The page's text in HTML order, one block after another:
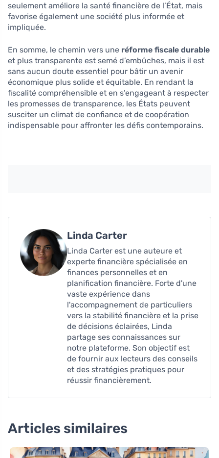
seulement améliore la santé financière de l’État, mais
favorise également une société plus informée et
impliquée.
En somme, le chemin vers une réforme fiscale durable
et plus transparente est semé d’embûches, mais il est
sans aucun doute essentiel pour bâtir un avenir
économique plus solide et équitable. En rendant la
fiscalité compréhensible et en s’engageant à respecter
les promesses de transparence, les États peuvent
susciter un climat de confiance et de coopération
indispensable pour affronter les défis contemporains.
Linda Carter
Linda Carter est une auteure et
experte financière spécialisée en
finances personnelles et en
planification financière. Forte d'une
vaste expérience dans
l'accompagnement de particuliers
vers la stabilité financière et la prise
de décisions éclairées, Linda
partage ses connaissances sur
notre plateforme. Son objectif est
de fournir aux lecteurs des conseils
et des stratégies pratiques pour
réussir financièrement.
Articles similaires